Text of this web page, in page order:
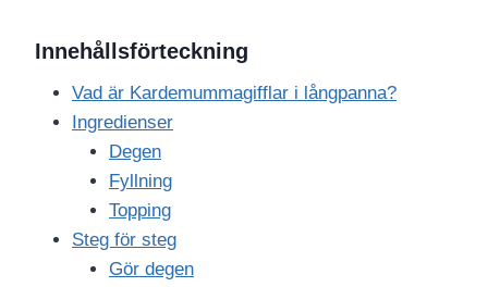
Innehållsförteckning
Vad är Kardemummagifflar i långpanna?
Ingredienser
Degen
Fyllning
Topping
Steg för steg
Gör degen